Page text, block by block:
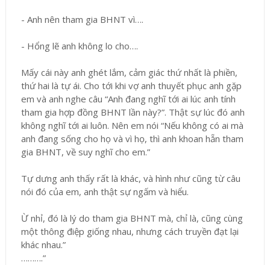
- Anh nên tham gia BHNT vì….
- Hổng lẽ anh không lo cho….
Mấy cái này anh ghét lắm, cảm giác thứ nhất là phiền,
thứ hai là tự ái. Cho tới khi vợ anh thuyết phục anh gặp
em và anh nghe câu “Anh đang nghĩ tới ai lúc anh tính
tham gia hợp đồng BHNT lần này?”. Thật sự lúc đó anh
không nghĩ tới ai luôn. Nên em nói “Nếu không có ai mà
anh đang sống cho họ và vì họ, thì anh khoan hẵn tham
gia BHNT, về suy nghĩ cho em.”
Tự dưng anh thấy rất là khác, và hình như cũng từ câu
nói đó của em, anh thật sự ngấm và hiểu.
Ừ nhỉ, đó là lý do tham gia BHNT mà, chỉ là, cũng cùng
một thông điệp giống nhau, nhưng cách truyền đạt lại
khác nhau.”
……….”